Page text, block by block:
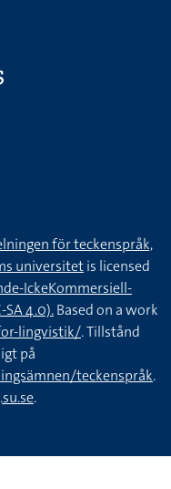
för teckenspråk,
universitetis licensed
IckeKommersiell-
SA 4.0).Based on a work
lingvistik/. Tillstånd
på
teckenspråk.
.